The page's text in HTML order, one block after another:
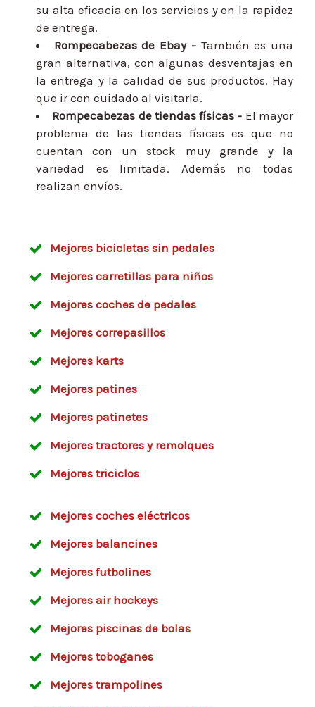
su alta eficacia en los servicios y en la rapidez
de entrega.
Rompecabezas de Ebay -También es una
gran alternativa, con algunas desventajas en
la entrega y la calidad de sus productos. Hay
que ir con cuidado al visitarla.
Rompecabezas de tiendas físicas - El mayor
problema de las tiendas físicas es que no
cuentan con un stock muy grande y la
variedad es limitada. Además no todas
realizan envíos.
Mejores bicicletas sin pedales
Mejores carretillas para niños
Mejores coches de pedales
Mejores correpasillos
Mejores karts
Mejores patines
Mejores patinetes
Mejores tractores y remolques
Mejores triciclos
Mejores coches eléctricos
Mejores balancines
Mejores futbolines
Mejores air hockeys
Mejores piscinas de bolas
Mejores toboganes
Mejores trampolines